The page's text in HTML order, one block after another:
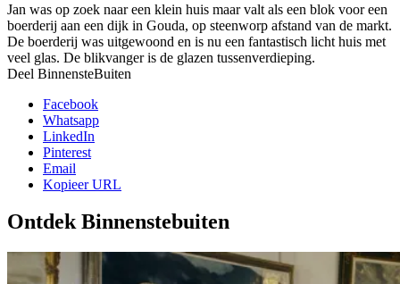
Jan was op zoek naar een klein huis maar valt als een blok voor een
boerderij aan een dijk in Gouda, op steenworp afstand van de markt.
De boerderij was uitgewoond en is nu een fantastisch licht huis met
veel glas. De blikvanger is de glazen tussenverdieping.
Deel BinnensteBuiten
Facebook
Whatsapp
LinkedIn
Pinterest
Email
Kopieer URL
Ontdek Binnenstebuiten